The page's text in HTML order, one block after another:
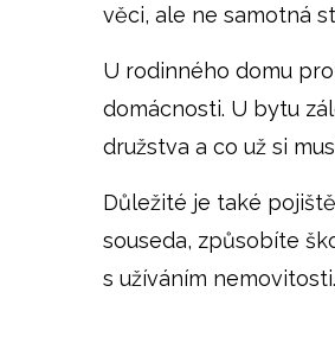
věci, ale ne samotná
U rodinného domu
domácnosti. U bytu
družstva a co už si
Důležité je také
souseda, způsobíte
s užíváním nemovitosti.